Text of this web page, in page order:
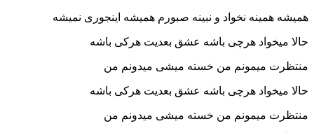
همیشه همینه نخواد و نبینه صبورم همیشه اینجوری نمیشه
حالا میخواد هرچی باشه عشق بعدیت هرکی باشه
منتظرت میمونم من خسته میشی میدونم من
حالا میخواد هرچی باشه عشق بعدیت هرکی باشه
منتظرت میمونم من خسته میشی میدونم من